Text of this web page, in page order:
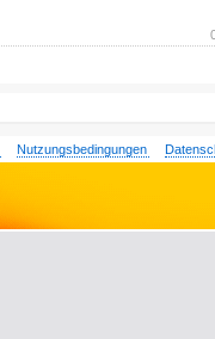
Nutzungsbedingungen